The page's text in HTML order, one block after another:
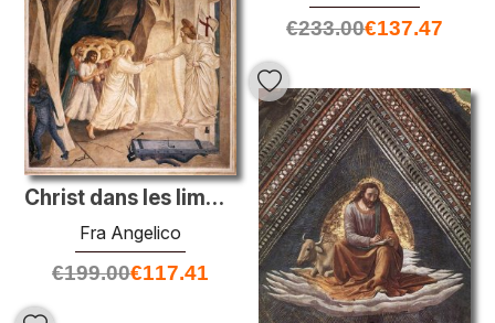
€233.00€137.47
Christ dans les limbes
Fra Angelico
€199.00€117.41